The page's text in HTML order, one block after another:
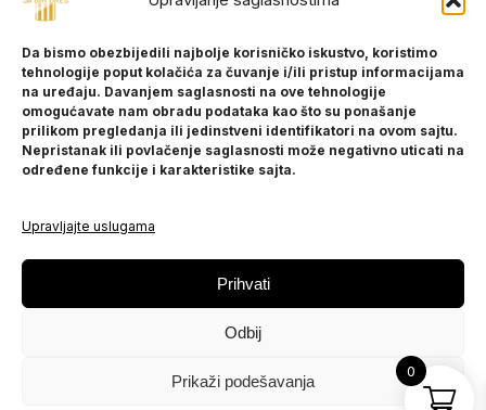
Da bismo obezbijedili najbolje korisničko iskustvo, koristimo
tehnologije poput kolačića za čuvanje i/ili pristup informacijama
na uređaju. Davanjem saglasnosti na ove tehnologije
omogućavate nam obradu podataka kao što su ponašanje
prilikom pregledanja ili jedinstveni identifikatori na ovom sajtu.
Nepristanak ili povlačenje saglasnosti može negativno uticati na
određene funkcije i karakteristike sajta.
Upravljajte uslugama
Prihvati
Odbij
Prikaži podešavanja
INFORMACIJE
O nama
Kontakt
POMOĆ
Politika privatnosti
PRATITE NAS
Instagram
0